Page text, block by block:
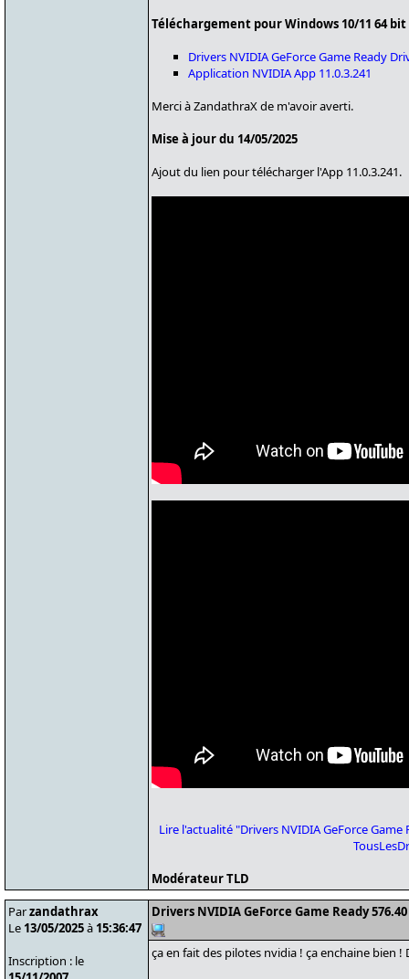
Téléchargement pour Windows 10/11 64 bit
Drivers NVIDIA GeForce Game Ready
Application NVIDIA App 11.0.3.241
Merci à ZandathraX de m'avoir averti.
Mise à jour du 14/05/2025
Ajout du lien pour télécharger l'App 11.0.3.241.
Lire l'actualité "Drivers NVIDIA GeForce
Modérateur TLD
Parzandathrax
Le 13/05/2025à 15:36:47
Inscription : le
Drivers NVIDIA GeForce Game Ready
ça en fait des pilotes nvidia ! ça enchaine bien